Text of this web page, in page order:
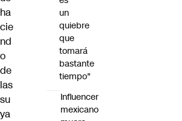
ha
cie
nd
o
de
las
su
ya
un
quiebre
que
tomará
bastante
tiempo"
Influencer
mexicano